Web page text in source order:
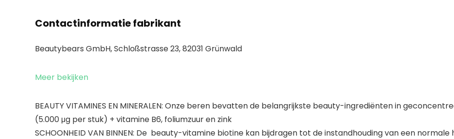
Contactinformatie fabrikant
Beautybears GmbH, Schloßstrasse 23, 82031 Grünwald
Meer bekijken
BEAUTY VITAMINES EN MINERALEN: Onze beren bevatten de belangrijkste beauty-ingrediënten in
(5.000 μg per stuk) + vitamine B6, foliumzuur en zink
SCHOONHEID VAN BINNEN: De beauty-vitamine biotine kan bijdragen tot de instandhouding van een